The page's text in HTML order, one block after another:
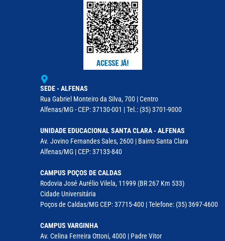
SEDE - ALFENAS
Rua Gabriel Monteiro da Silva, 700 | Centro
Alfenas/MG - CEP: 37130-001 | Tel.: (35) 3701-9000
UNIDADE EDUCACIONAL SANTA CLARA - ALFENAS
Av. Jovino Fernandes Sales, 2600 | Bairro Santa Clara
Alfenas/MG | CEP: 37133-840
CAMPUS POÇOS DE CALDAS
Rodovia José Aurélio Vilela, 11999 (BR 267 Km 533)
Cidade Universitária
Poços de Caldas/MG CEP: 37715-400 | Telefone: (35) 3697-4600
CAMPUS VARGINHA
Av. Celina Ferreira Ottoni, 4000 | Padre Vitor